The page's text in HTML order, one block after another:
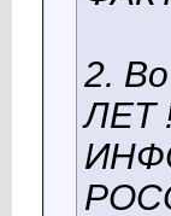
2.
ЛЕТ